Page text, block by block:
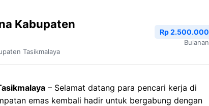
Kabupaten
Tasikmalaya
Rp 2.500.000
Bulanan
– Selamat datang para pencari kerja di
emas kembali hadir untuk bergabung dengan